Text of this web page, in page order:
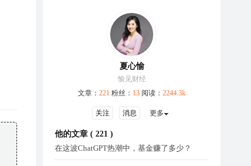
夏心愉
愉见财经
文章： 221 粉丝： 13 阅读： 2244.3k
关注 消息 更多
他的文章 ( 221 )
在这波ChatGPT热潮中，基金赚了多少？